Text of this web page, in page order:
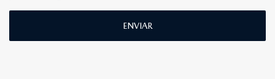
ENVIAR